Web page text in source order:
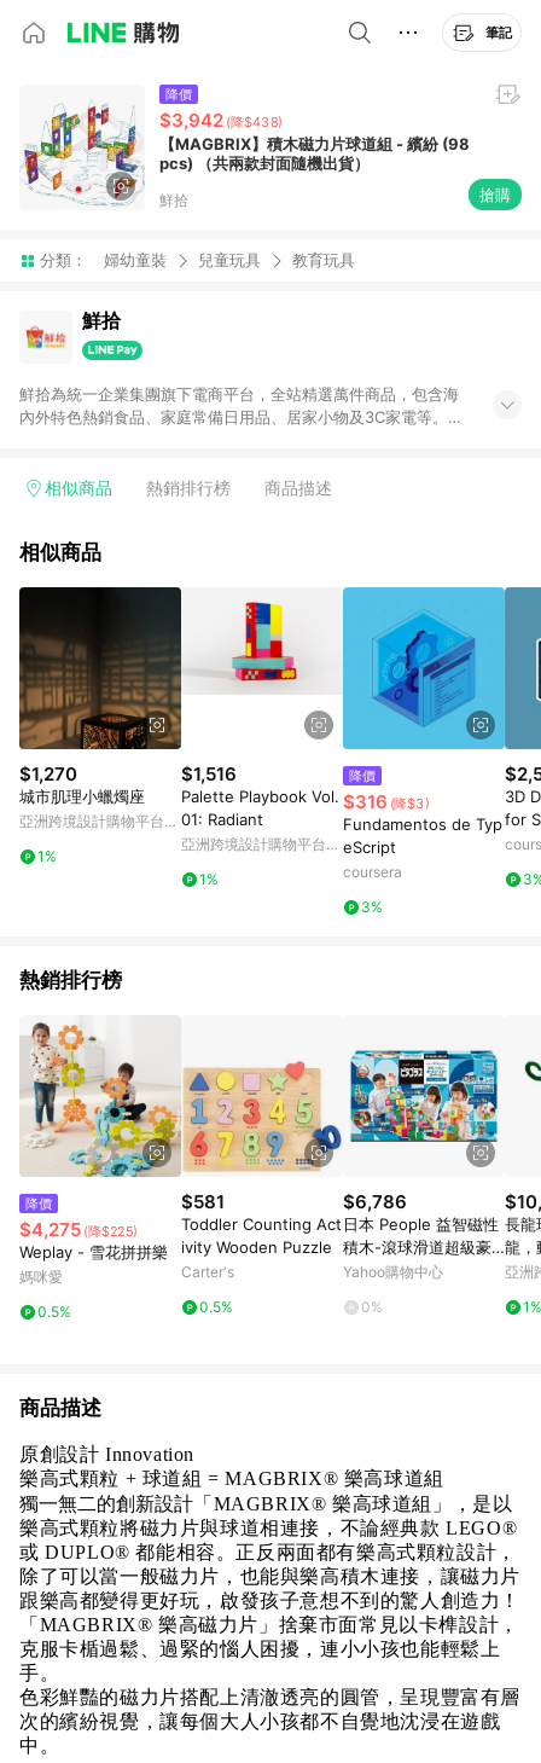
筆記
降價
$3,942 (降$438)
【MAGBRIX】積木磁力片球道組 - 繽紛 (98
pcs) （共兩款封面隨機出貨）
鮮拾 搶購
分類： 婦幼童裝 兒童玩具 教育玩具
鮮拾
鮮拾為統一企業集團旗下電商平台，全站精選萬件商品，包含海
內外特色熱銷食品、家庭常備日用品、居家小物及3C家電等。全
有好康。LINE好友招募中搜尋@10mart。 ＊特定 iPhone17 將不
相似商品 熱銷排行榜 商品描述
相似商品
$1,270
城市肌理小蠟燭座
亞洲跨境設計購物平台
1%
$1,516
Palette Playbook Vol.
01: Radiant
亞洲跨境設計購物平台
1%
降價
$316 (降$3)
Fundamentos de Typ
eScript
coursera
3%
3D
for
熱銷排行榜
降價
$4,275 (降$225)
Weplay - 雪花拼拼樂
媽咪愛
0.5%
$581
Toddler Counting Act
ivity Wooden Puzzle
Carter's
0.5%
$6,786
日本 People 益智磁性
積木-滾球滑道超級豪
華組DX
Yahoo購物中心
0%
長龍
龍，
想生
亞洲
1%
商品描述
原創設計 Innovation
樂高式顆粒 + 球道組 = MAGBRIX® 樂高球道組
獨一無二的創新設計 「MAGBRIX® 樂高球道組」，是以
樂高式顆粒將磁力片與球道相連接，不論經典款 LEGO®
或 DUPLO® 都能相容。正反兩面都有樂高式顆粒設計，
除了可以當一般磁力片，也能與樂高積木連接，讓磁力片
跟樂高都變得更好玩，啟發孩子意想不到的驚人創造力！
「MAGBRIX® 樂高磁力片」捨棄市面常見以卡榫設計，
克服卡楯過鬆、過緊的惱人困擾，連小小孩也能輕鬆上
手。
色彩鮮豔的磁力片搭配上清澈透亮的圓管，呈現豐富有層
次的繽紛視覺，讓每個大人小孩都不自覺地沈浸在遊戲
中。